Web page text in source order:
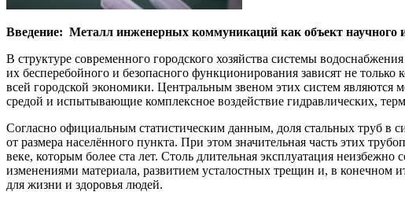
Введение: Металл инженерных коммуникаций как объект научного
В структуре современного городского хозяйства системы
их бесперебойного и безопасного функционирования зависят не
всей городской экономики. Центральным звеном этих систем
средой и испытывающие комплексное воздействие гидравлических,
Согласно официальным статистическим данным, доля стальных труб в
от размера населённого пункта. При этом значительная часть этих
веке, которым более ста лет. Столь длительная эксплуатация
изменениями материала, развитием усталостных трещин и, в конечном
для жизни и здоровья людей.